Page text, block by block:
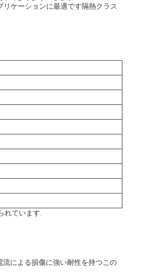
ケーションに最適です隔熱クラス
れています.
による損傷に強い耐性を持つこの